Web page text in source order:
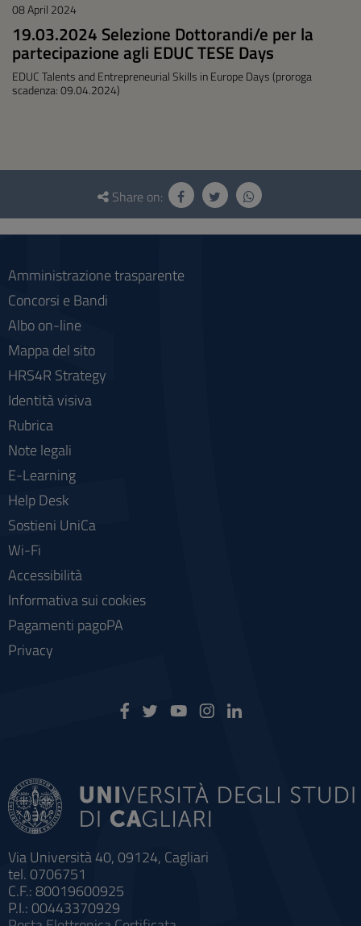
08 April 2024
19.03.2024 Selezione Dottorandi/e per la
partecipazione agli EDUC TESE Days
EDUC Talents and Entrepreneurial Skills in Europe Days (proroga
scadenza: 09.04.2024)
Questionnaire
social
Share on:
Via Università 40, 09124, Cagliari
tel. 0706751
C.F.: 80019600925
P.I.: 00443370929
Amministrazione trasparente
Concorsi e Bandi
Albo on-line
Mappa del sito
HRS4R Strategy
Identità visiva
Rubrica
Note legali
E-Learning
Help Desk
Sostieni UniCa
Wi-Fi
Accessibilità
Informativa sui cookies
Pagamenti pagoPA
Privacy